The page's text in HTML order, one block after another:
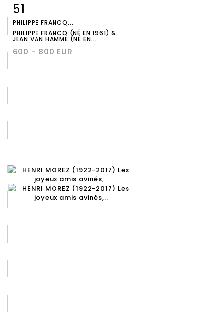
détaillée
51
PHILIPPE FRANCQ...
PHILIPPE FRANCQ (NÉ EN 1961) &
JEAN VAN HAMME (NÉ EN...
600 - 800 EUR